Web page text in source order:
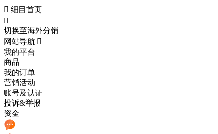
 细目首页

切换至海外分销
网站导航 
我的平台
商品
我的订单
营销活动
账号及认证
投诉&举报
资金